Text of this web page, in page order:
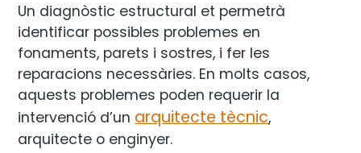
Un diagnòstic estructural et permetrà
identificar possibles problemes en
fonaments, parets i sostres, i fer les
reparacions necessàries. En molts casos,
aquests problemes poden requerir la
intervenció d’un arquitecte tècnic,
arquitecte o enginyer.